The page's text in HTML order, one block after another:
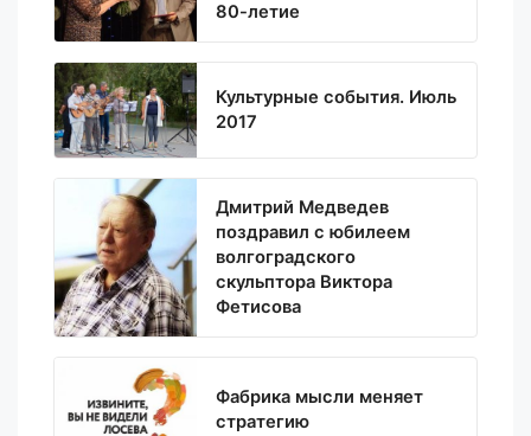
80-летие
Культурные события. Июль
2017
Дмитрий Медведев
поздравил с юбилеем
волгоградского
скульптора Виктора
Фетисова
Фабрика мысли меняет
стратегию